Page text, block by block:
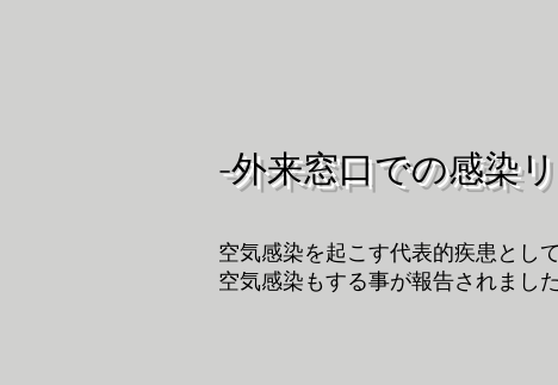
-外来窓口での感染
空気感染を起こす代表的疾患とし
空気感染もする事が報告されまし